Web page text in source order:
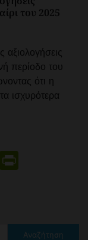
του 2025
περίοδο του
ότι η
ισχυρότερα
Evernote
Αναζήτηση